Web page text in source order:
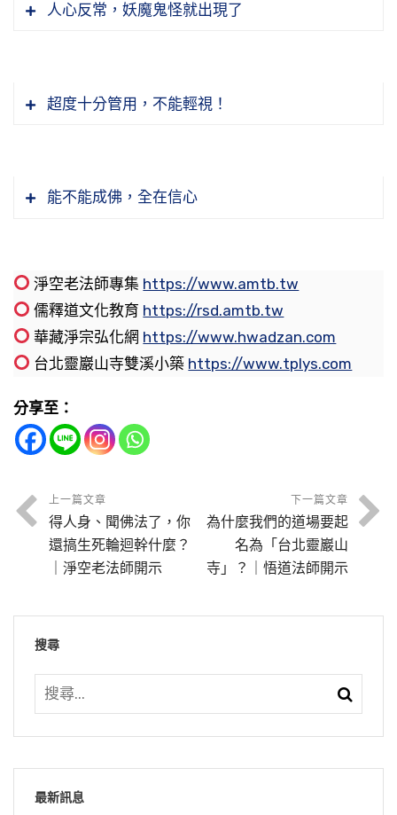
學院。我出家沒幾天，白聖法師就請我去教佛學
經教學過了一輩子，所以非常單純，一切應酬沒
節錄自：14-012-0022 地藏菩薩本願經（第二十
有個清淨相；心地慈悲，他就有慈悲相；心地智
節錄自：14-012-0013 地藏菩薩本願經（第十三
做不到，做得到。只要守住一個原則：念人之
多快樂。天天看這個人不順眼，看那個事情過不
節錄自：12-017-0357 大方廣佛華嚴經（第三五
七卷）
到。如果在這一生當中，不能把這個原因消除，
惜！要想在這一生當中成就，你不放下行嗎？
過很多審查。現在民主自由開放，每個人自己寫
以老師教導我們，經典要查是不是真的，註解也
節錄自：21-521-0001 對雪梨同修《弟子規》教
學答疑（共一集）
們觀念裡面講的愛心。我們的愛是假的不是真
了沒幾天他又離婚了，可見得他的愛不是真的，
慈悲是什麼？慈悲永遠不會變，永遠不會變。這
辱佛、殺害佛，佛對你的愛心永遠不會變更。不
會說你傷害我，我就不喜歡你、不愛你，甚至於
報復你、懲罰你，沒有，決定沒有！那叫真愛。
所以真正講愛，只有佛菩薩才有，除佛菩薩之
佛的人心永遠是清淨的，永遠是平等的對待一切
眾生。這個人說我愛你，笑笑，很好！為什麼？
知道假的，虛情假意，不是真的，別當真！他說
愛你，過幾天又變了。要知道六道眾生都是虛情
假意，千萬不能當真。
無事。這個小道場一個月的開銷也不少，有收
家都很忙、都很辛苦，要是關門不是沒事了？我
理。他不委託我，我們還去找事嗎？哪有這種道
理？沒事找事叫攀緣，錯了！諸佛菩薩、祖師大
德沒有一個攀緣的。但是別人送來委託我們，我
們有義務、有責任替他修福，我一生所學的如
是。
節錄自：12-017-0807 大方廣佛華嚴經（第八０
故名傍生」。傍是橫的意思，所謂橫行霸道，起
非常之苦。「《會疏》云：此道遍在諸處。披毛
戴角，鱗甲羽毛，四足多足，有足無足，水陸空
行」，水裡頭的魚蝦，陸上這些走獸，空中是飛
鳥，統統都是屬於畜生這一道，「互相吞啖，受
食。諸位一定要知道，是畜生，那不是人。人道
裡頭也講弱肉強食，這些人死了之後，來生是畜
的業因，不可以。
節錄自：02-037-0138 淨土大經科註（第一三八
集）
忍辱，衣代表。所以三衣，你看也有人稱為戒
衣。為什麼？只有受戒才能夠披這個衣，不受戒
不可以。現在有些不如法的。受三皈不能搭衣，
受三皈的同修可以穿海青，海青是中國古時候的
可以搭衣，所謂戒衣！但是沒有這個格子，這一
條一條的格子，沒有，叫縵衣。
沒有衣；受菩薩戒才能搭縵衣，沒有這些條紋。
一定是出家受三壇大戒，才能搭有格子的這個
衣，這個叫袈裟。
世間人常講鬼，鬼到底有沒有？我們一般人對這
個還是半信半疑，不能肯定；我們修學的幾個同
去一個老同參明演法師，他學密，密著重禪定打
坐，修清淨心。他大概學了三年，他能見鬼了。
他來告訴我，他對於弘法利生非常重視，他看我
講經講得這麼辛苦，他說：「這個我不學。」我
說：那你怎麼辦？他說：我學神通，我用神通一
變現大家相信了，你這個舌頭講焦了人家都不相
上師學密。
果然在三年的時候，他告訴我，絕對不是妄語，
居！很少，這是鬼的早晨，早晨起來的人很少，
有一些鬼在街上走路了；到了九點、十點鐘，滿
我是在一九九八年到新加坡，在新加坡住了三年
半，做了一樁事情，把新加坡的宗教團結起來。
教都是勸人為善，沒有教你作惡的，宗教會有衝
突，宗教會有戰爭，那是少數人他們所操作的，
絕對不是宗教裡面的本意，你去查經查不到。伊
戰是什麼意思？戰勝自己的貪瞋痴慢叫聖戰，不
是對外，不是殺人。你有沒有辦法把你自己的貪
瞋痴斷掉，那個能斷掉叫聖戰。你說它本來的意
思多好，跟中國儒家格物是一個意思。你看《大
欲。我們一個人在世間生活所需不多，你會過很
人心反常，妖魔鬼怪就出現了
超度十分管用，不能輕視！
能不能成佛，全在信心
淨空老法師專集 https://www.amtb.tw
儒釋道文化教育 https://rsd.amtb.tw
華藏淨宗弘化網 https://www.hwadzan.com
台北靈巖山寺雙溪小築 https://www.tplys.com
分享至：
上一篇文章
得人身、聞佛法了，你
還搞生死輪迴幹什麼？
｜淨空老法師開示
下一篇文章
為什麼我們的道場要起
名為「台北靈巖山
寺」？｜悟道法師開示
搜尋
最新訊息